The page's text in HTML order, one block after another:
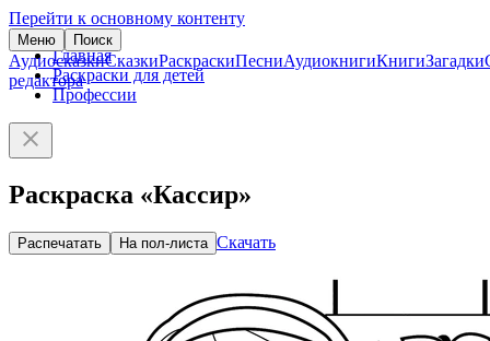
Перейти к основному контенту
Меню Поиск
АудиосказкиСказкиРаскраскиПесниАудиокнигиКнигиЗагадки
редактора
Главная
Раскраски для детей
Профессии
Раскраска «Кассир»
Распечатать На пол-листа Скачать